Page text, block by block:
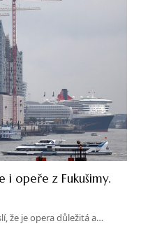
opeře z Fukušimy.
že je opera důležitá a…